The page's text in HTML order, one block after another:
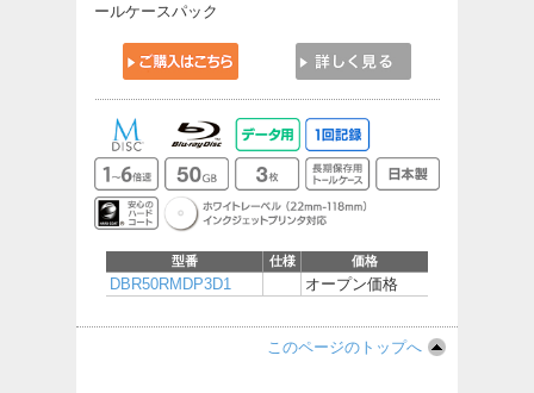
ールケースパック
型番 仕様 価格
DBR50RMDP3D1 オープン価格
このページのトップへ